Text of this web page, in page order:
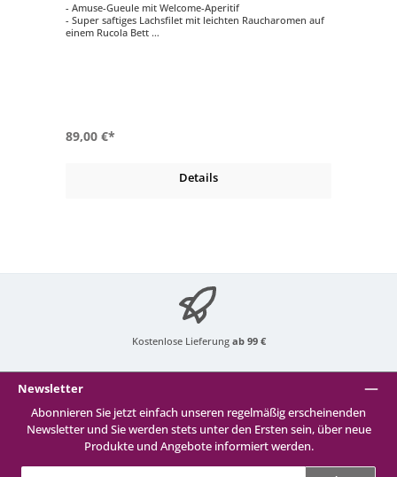
- Amuse-Gueule mit Welcome-Aperitif
- Super saftiges Lachsfilet mit leichten Raucharomen auf
einem Rucola Bett
89,00 €*
Details
Kostenlose Lieferung ab 99 €
Newsletter
Abonnieren Sie jetzt einfach unseren regelmäßig erscheinenden
Newsletter und Sie werden stets unter den Ersten sein, über neue
Produkte und Angebote informiert werden.